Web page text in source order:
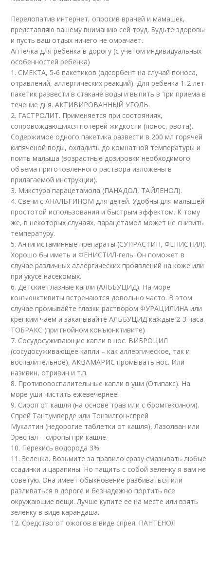
Перелопатив интернет, опросив врачей и мамашек,
представляю вашему вниманию сей труд. Будьте здоровы
и пусть ваш отдых ничего не омрачает.
Аптечка для ребенка в дорогу (с учетом индивидуальных
особенностей ребенка)
1. СМЕКТА, 5-6 пакетиков (адсорбент на случай поноса,
отравлений, аллергических реакций). Для ребенка 1-2 лет
пакетик развести в стакане воды и выпить в три приема в
течение дня. АКТИВИРОВАННЫЙ УГОЛЬ.
2. ГАСТРОЛИТ. Применяется при состояниях,
сопровождающихся потерей жидкости (понос, рвота).
Содержимое одного пакетика развести в 200 мл горячей
кипяченой воды, охладить до комнатной температуры и
поить малыша (возрастные дозировки необходимого
объема приготовленного раствора изложены в
прилагаемой инструкции).
3. Микстура парацетамола (ПАНАДОЛ, ТАЙЛЕНОЛ).
4. Свечи с АНАЛЬГИНОМ для детей. Удобны для малышей
простотой использования и быстрым эффектом. К тому
же, в некоторых случаях, парацетамол может не снизить
температуру.
5. Антигистаминные препараты (СУПРАСТИН, ФЕНИСТИЛ).
Хорошо бы иметь и ФЕНИСТИЛ-гель. Он поможет в
случае различных аллергических проявлений на коже или
при укусе насекомых.
6. Детские глазные капли (АЛЬБУЦИД). На море
конъюнктивиты встречаются довольно часто. В этом
случае промывайте глазки раствором ФУРАЦИЛИНА или
крепким чаем и закапывайте АЛЬБУЦИД каждые 2-3 часа.
ТОБРАКС (при гнойном конъюнктивите)
7. Сосудосуживающие капли в нос. ВИБРОЦИЛ
(сосудосуживающее капли – как аллергическое, так и
воспалительное), АКВАМАРИС промывать нос. Или
називин, отривин и т.п.
8. Противовоспалительные капли в уши (Отипакс). На
море уши чистить ежевечернее!
9. Сироп от кашля (на основе трав или с бромгексином).
Спрей Тантумверде или Тонзилгон-спрей
Мукалтин (недорогие таблетки от кашля), Лазолван или
Эреспал – сиропы при кашле.
10. Перекись водорода 3%.
11. Зеленка. Возьмите за правило сразу смазывать любые
ссадинки и царапины. Но тащить с собой зеленку я вам не
советую. Она имеет обыкновение разбиваться или
разливаться в дороге и безнадежно портить все
окружающие вещи. Лучше купите ее на месте или взять
зеленку в виде карандаша.
12. Средство от ожогов в виде спрея. ПАНТЕНОЛ